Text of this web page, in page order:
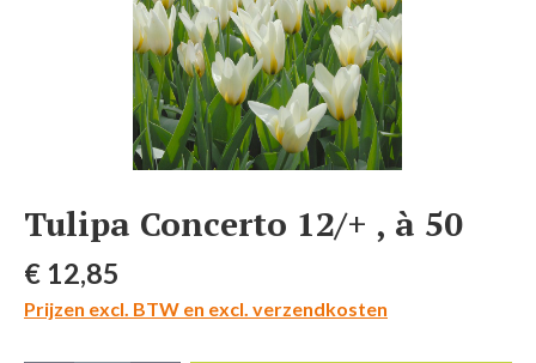
Tulipa Concerto 12/+ , à 50
Normale prijs:
€ 12,85
Prijzen excl. BTW en excl. verzendkosten